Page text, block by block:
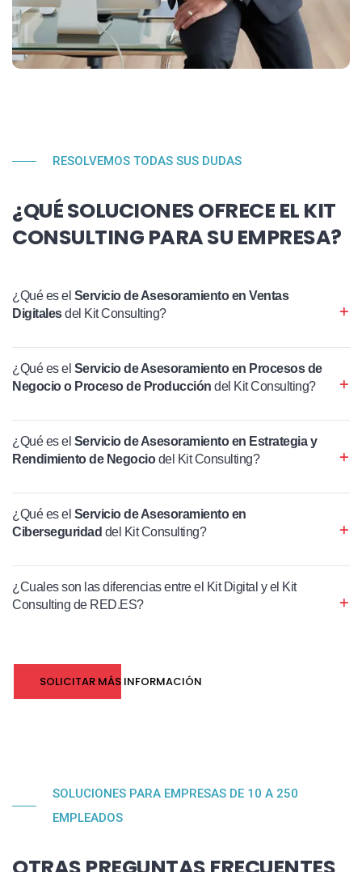
RESOLVEMOS TODAS SUS DUDAS
¿QUÉ SOLUCIONES OFRECE EL KIT
CONSULTING PARA SU EMPRESA?
¿Qué es el Servicio de Asesoramiento en Ventas
Digitalesdel Kit Consulting?
¿Qué es el Servicio de Asesoramiento en Procesos de
Negocio o Proceso de Producción del Kit Consulting?
¿Qué es el Servicio de Asesoramiento en Estrategia y
Rendimiento de Negociodel Kit Consulting?
¿Qué es el Servicio de Asesoramiento en
Ciberseguridad del Kit Consulting?
¿Cuales son las diferencias entre el Kit Digital y el Kit
Consulting de RED.ES?
SOLICITAR MÁS INFORMACIÓN
SOLUCIONES PARA EMPRESAS DE 10 A 250
EMPLEADOS